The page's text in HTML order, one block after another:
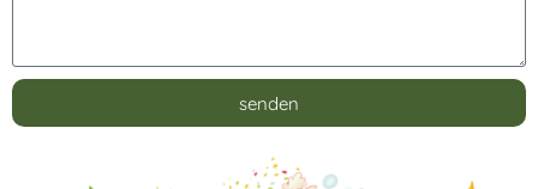
senden